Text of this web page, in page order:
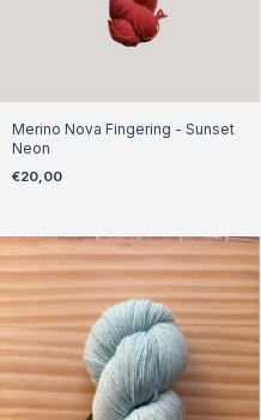
Merino Nova Fingering - Sunset
Neon
€20,00